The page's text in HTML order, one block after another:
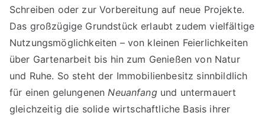
Schreiben oder zur Vorbereitung auf neue Projekte.
Das großzügige Grundstück erlaubt zudem vielfältige
Nutzungsmöglichkeiten – von kleinen Feierlichkeiten
über Gartenarbeit bis hin zum Genießen von Natur
und Ruhe. So steht der Immobilienbesitz sinnbildlich
für einen gelungenenNeuanfangund untermauert
gleichzeitig die solide wirtschaftliche Basis ihrer